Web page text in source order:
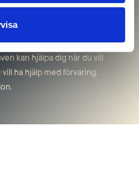
säkert via banköverföring eller
kan hjälpa dig när du vill
ha hjälp med förvaring.